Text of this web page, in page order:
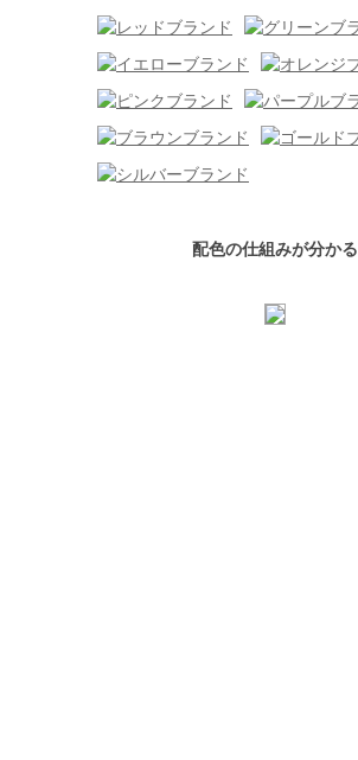
配色の仕組みが分かる